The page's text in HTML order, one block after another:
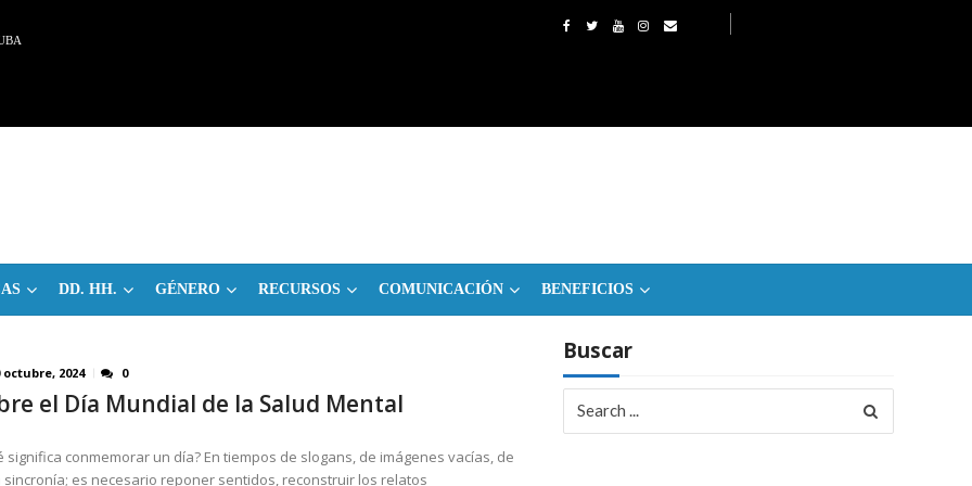
DD. HH. GÉNERO RECURSOS COMUNICACIÓN BENEFICIOS
octubre, 2024 0
el Día Mundial de la Salud Mental
significa conmemorar un día? En tiempos de slogans, de imágenes vacías, de
sincronía; es necesario reponer sentidos, reconstruir los relatos
Buscar
for: